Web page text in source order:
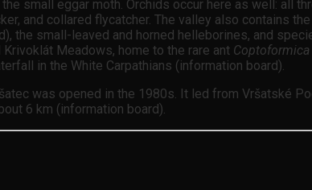
small eggar moth. Orchids occur here as well: all
and collared flycatcher. The valley also contains
the small-leaved and horned helleborines, and
Meadows, home to the rare ant Coptoformica
in the White Carpathians (information board).
was opened in the 1980s. It led from Vršatské
6 km (information board).